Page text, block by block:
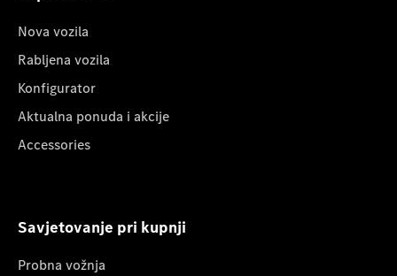
Nova vozila
Rabljena vozila
Konfigurator
Aktualna ponuda i akcije
Accessories
Savjetovanje pri kupnji
Probna vožnja